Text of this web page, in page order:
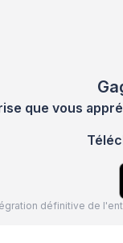
que vous
définitive de